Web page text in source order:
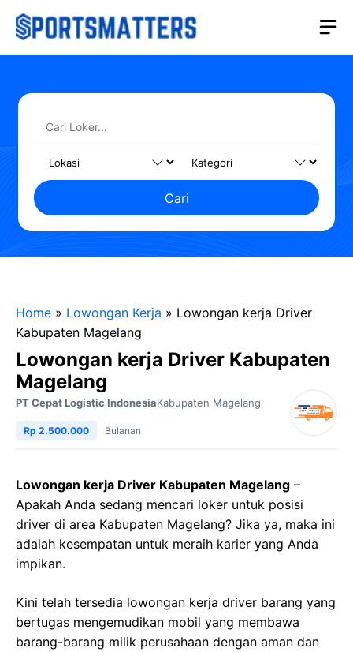
Langsung
Cari
Home » Lowongan Kerja » Lowongan kerja Driver
Kabupaten Magelang
Lowongan kerja Driver Kabupaten
Magelang
PT Cepat Logistic IndonesiaKabupaten Magelang
Rp 2.500.000 Bulanan
Lowongan kerja Driver Kabupaten Magelang –
Apakah Anda sedang mencari loker untuk posisi
driver di area Kabupaten Magelang? Jika ya, maka ini
adalah kesempatan untuk meraih karier yang Anda
impikan.
Kini telah tersedia lowongan kerja driver barang yang
bertugas mengemudikan mobil yang membawa
barang-barang milik perusahaan dengan aman dan